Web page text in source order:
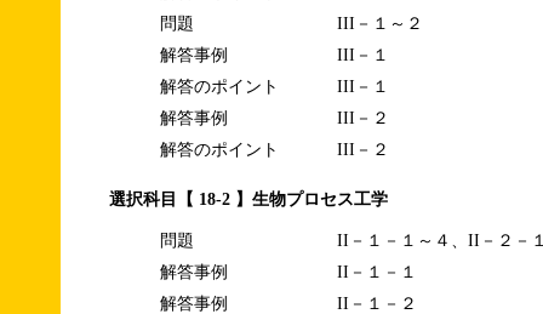
問題
III－１～２
解答事例
III－１
解答のポイント
III－１
解答事例
III－２
解答のポイント
III－２
選択科目【 18-2 】生物プロセス工学
問題
II－１－１～４、II－２－
解答事例
II－１－１
解答事例
II－１－２